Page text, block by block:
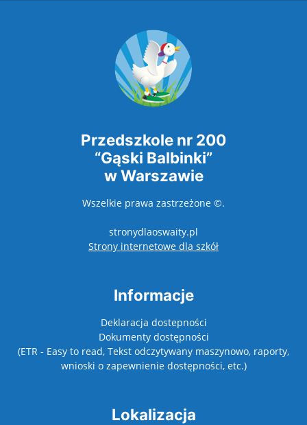
Przedszkole nr 200
“Gąski Balbinki”
w Warszawie
Wszelkie prawa zastrzeżone ©.
stronydlaoswaity.pl
Strony internetowe dla szkółotwiera się w
Informacje
Deklaracja dostepności
Dokumenty dostępności
(ETR - Easy to read, Tekst odczytywany maszynowo, raporty,
wnioski o zapewnienie dostępności, etc.)
Lokalizacja